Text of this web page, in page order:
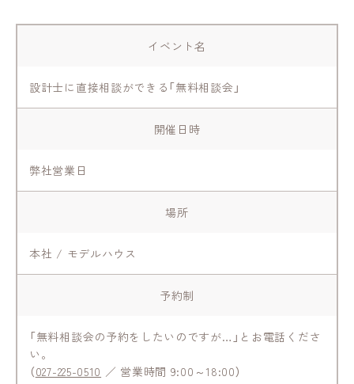
イベント名
設計士に直接相談ができる「無料相談会」
開催日時
弊社営業日
場所
本社 / モデルハウス
予約制
「無料相談会の予約をしたいのですが…」とお電話くださ
い。
（027-225-0510 ／ 営業時間 9:00～18:00）